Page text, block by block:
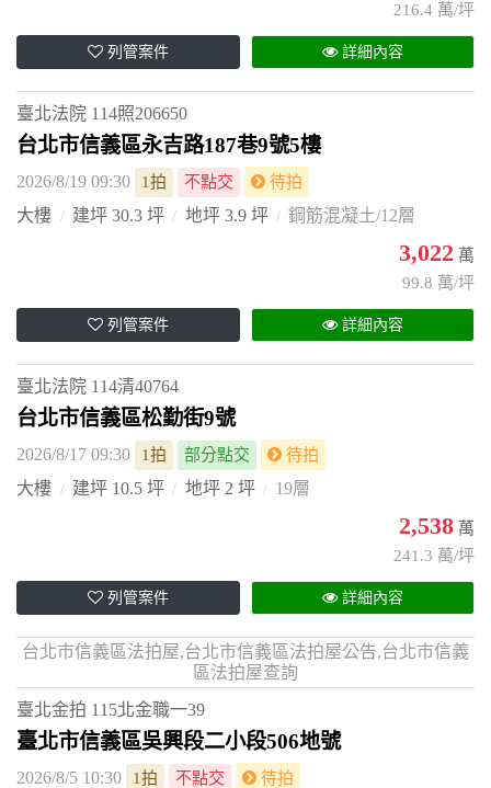
216.4 萬/坪
列管案件 詳細內容
臺北法院 114照206650
台北市信義區永吉路187巷9號5樓
2026/8/19 09:30 1拍 不點交 待拍
大樓 建坪 30.3 坪 地坪 3.9 坪 鋼筋混凝土/12層
3,022 萬
99.8 萬/坪
列管案件 詳細內容
臺北法院 114清40764
台北市信義區松勤街9號
2026/8/17 09:30 1拍 部分點交 待拍
大樓 建坪 10.5 坪 地坪 2 坪 19層
2,538 萬
241.3 萬/坪
列管案件 詳細內容
台北市信義區法拍屋,台北市信義區法拍屋公告,台北市信義
區法拍屋查詢
臺北金拍 115北金職一39
臺北市信義區吳興段二小段506地號
2026/8/5 10:30 1拍 不點交 待拍